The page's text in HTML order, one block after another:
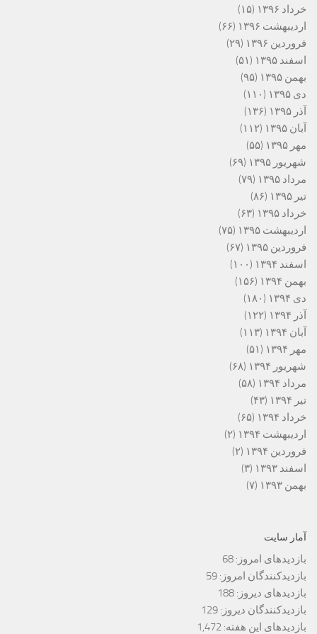
خرداد ۱۳۹۶
(۱۵)
اردیبهشت ۱۳۹۶
(۶۶)
فروردین ۱۳۹۶
(۲۹)
اسفند ۱۳۹۵
(۵۱)
بهمن ۱۳۹۵
(۹۵)
دی ۱۳۹۵
(۱۱۰)
آذر ۱۳۹۵
(۱۳۶)
آبان ۱۳۹۵
(۱۱۲)
مهر ۱۳۹۵
(۵۵)
شهریور ۱۳۹۵
(۶۹)
مرداد ۱۳۹۵
(۷۹)
تیر ۱۳۹۵
(۸۶)
خرداد ۱۳۹۵
(۶۳)
اردیبهشت ۱۳۹۵
(۷۵)
فروردین ۱۳۹۵
(۶۷)
اسفند ۱۳۹۴
(۱۰۰)
بهمن ۱۳۹۴
(۱۵۶)
دی ۱۳۹۴
(۱۸۰)
آذر ۱۳۹۴
(۱۲۲)
آبان ۱۳۹۴
(۱۱۳)
مهر ۱۳۹۴
(۵۱)
شهریور ۱۳۹۴
(۶۸)
مرداد ۱۳۹۴
(۵۸)
تیر ۱۳۹۴
(۴۳)
خرداد ۱۳۹۴
(۶۵)
اردیبهشت ۱۳۹۴
(۲)
فروردین ۱۳۹۴
(۲)
اسفند ۱۳۹۳
(۳)
بهمن ۱۳۹۳
(۷)
آمار سایت
بازدیدهای امروز: 68
بازدیدکنندگان امروز: 59
بازدیدهای دیروز: 188
بازدیدکنندگان دیروز: 129
بازدیدهای این هفته: 1,472